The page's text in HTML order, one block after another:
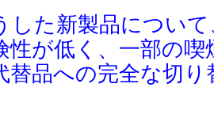
した新製品につい
性が低く、一部の
替品への完全な切